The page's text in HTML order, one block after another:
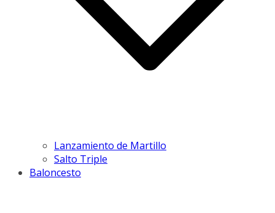
Lanzamiento de Martillo
Salto Triple
Baloncesto